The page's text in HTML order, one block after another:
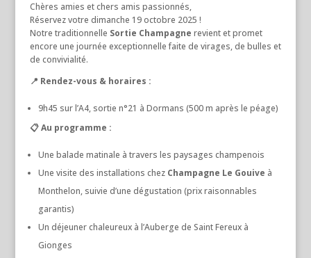
Chères amies et chers amis passionnés,
Réservez votre dimanche 19 octobre 2025 !
Notre traditionnelle Sortie Champagne revient et promet
encore une journée exceptionnelle faite de virages, de bulles et
de convivialité.
📍 Rendez-vous & horaires :
9h45 sur l’A4, sortie n°21 à Dormans (500 m après le péage)
📋 Au programme :
Une balade matinale à travers les paysages champenois
Une visite des installations chez Champagne Le Gouive à
Monthelon, suivie d’une dégustation (prix raisonnables
garantis)
Un déjeuner chaleureux à l’Auberge de Saint Fereux à
Gionges